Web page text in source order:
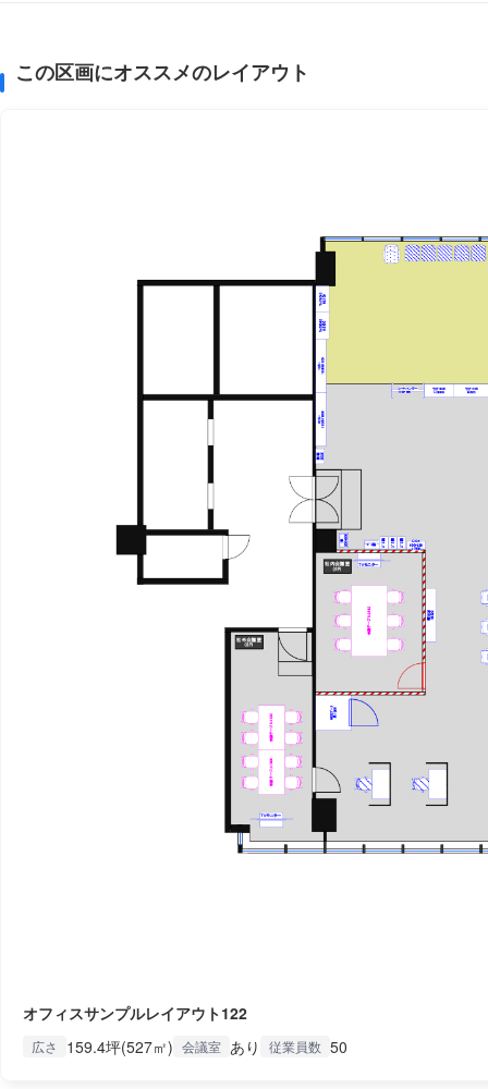
この区画にオススメのレイアウト
オフィスサンプルレイアウト122
広さ 159.4坪(527㎡) 会議室 あり 従業員数 50